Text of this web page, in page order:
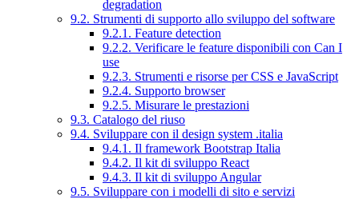
degradation
9.2. Strumenti di supporto allo sviluppo del software
9.2.1. Feature detection
9.2.2. Verificare le feature disponibili con Can I
use
9.2.3. Strumenti e risorse per CSS e JavaScript
9.2.4. Supporto browser
9.2.5. Misurare le prestazioni
9.3. Catalogo del riuso
9.4. Sviluppare con il design system .italia
9.4.1. Il framework Bootstrap Italia
9.4.2. Il kit di sviluppo React
9.4.3. Il kit di sviluppo Angular
9.5. Sviluppare con i modelli di sito e servizi